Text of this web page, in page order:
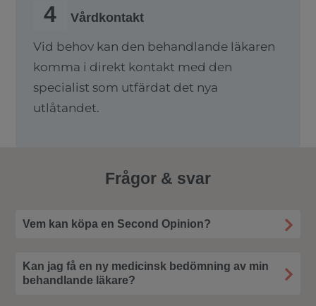
4 Vårdkontakt
Vid behov kan den behandlande läkaren
komma i direkt kontakt med den
specialist som utfärdat det nya
utlåtandet.
Frågor & svar
Vem kan köpa en Second Opinion?
Kan jag få en ny medicinsk bedömning av min
behandlande läkare?